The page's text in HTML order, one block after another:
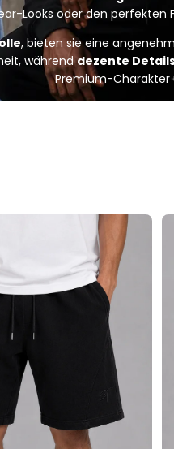
Looks oder den perfekten
, bieten sie eine
währenddezente
Premium-Charakter